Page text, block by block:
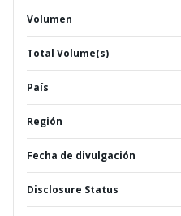
Volumen
Total Volume(s)
País
Región
Fecha de divulgación
Disclosure Status